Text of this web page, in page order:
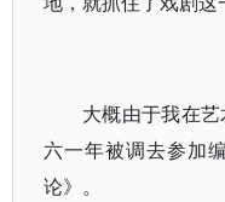
大概由于我在
六一年被调去参加
论》。